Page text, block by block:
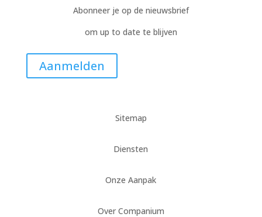
Abonneer je op de nieuwsbrief
om up to date te blijven
Aanmelden
Sitemap
Diensten
Onze Aanpak
Over Companium